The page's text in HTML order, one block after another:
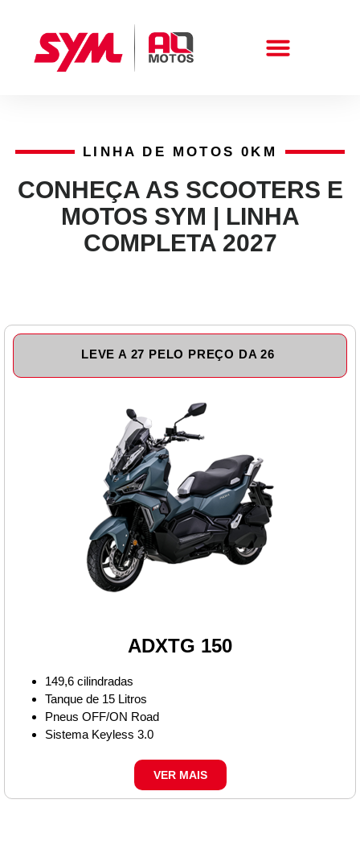
LINHA DE MOTOS 0KM
CONHEÇA AS SCOOTERS E
MOTOS SYM | LINHA
COMPLETA 2027
LEVE A 27 PELO PREÇO DA 26
ADXTG 150
149,6 cilindradas
Tanque de 15 Litros
Pneus OFF/ON Road
Sistema Keyless 3.0
VER MAIS